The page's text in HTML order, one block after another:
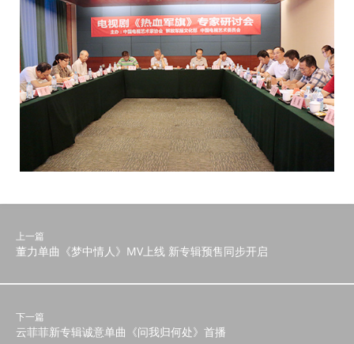
上一篇
董力单曲《梦中情人》MV上线 新专辑预售同步开启
下一篇
云菲菲新专辑诚意单曲《问我归何处》首播